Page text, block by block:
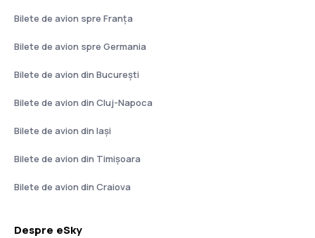
Bilete de avion spre Franţa
Bilete de avion spre Germania
Bilete de avion din București
Bilete de avion din Cluj-Napoca
Bilete de avion din Iași
Bilete de avion din Timișoara
Bilete de avion din Craiova
Despre eSky